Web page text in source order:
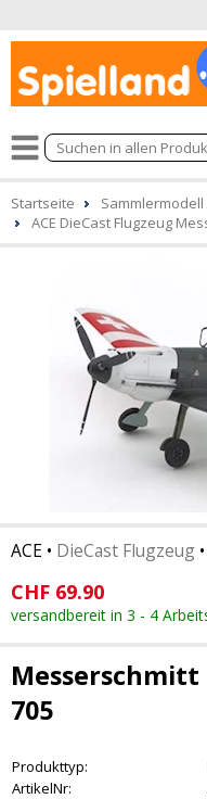
Startseite Sammlermodell
ACE DieCast Flugzeug
ACE • DieCast Flugzeug •
CHF 69.90
versandbereit in 3 - 4
Messerschmitt
705
Produkttyp:
ArtikelNr: